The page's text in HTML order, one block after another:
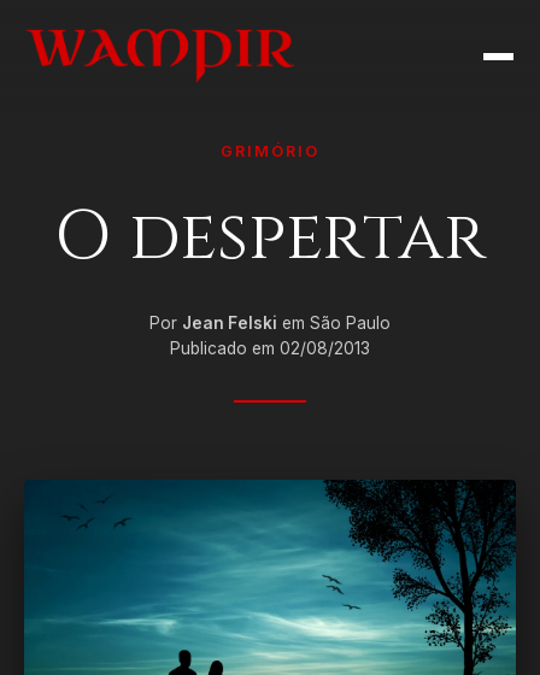
GRIMÓRIO
O despertar
Por Jean Felski em São Paulo
Publicado em 02/08/2013